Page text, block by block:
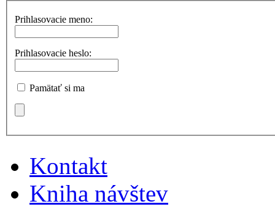
Prihlasovacie meno:
Prihlasovacie heslo:
Pamätať si ma
Kontakt
Kniha návštev